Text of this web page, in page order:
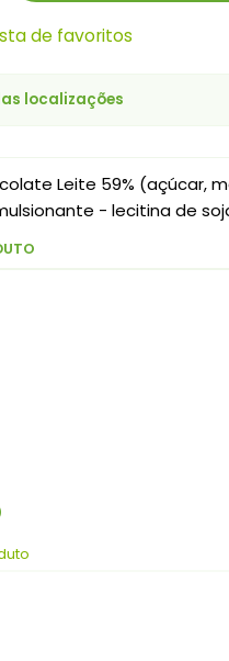
de favoritos
localizações
Leite 59% (açúcar,
- lecitina de